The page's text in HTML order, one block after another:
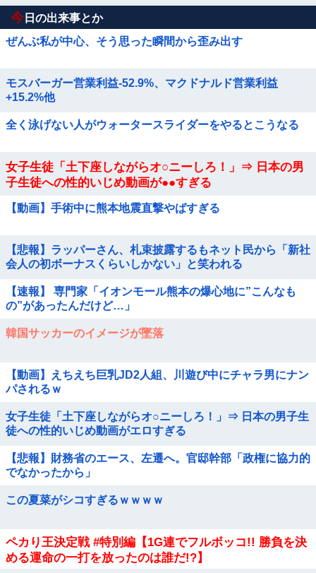
今 日の出来事とか
ぜんぶ私が中心、そう思った瞬間から歪み出す
モスバーガー営業利益-52.9%、マクドナルド営業利益
+15.2%他
全く泳げない人がウォータースライダーをやるとこうなる
女子生徒「土下座しながらオ○ニーしろ！」⇒ 日本の男
子生徒への性的いじめ動画が●●すぎる
【動画】手術中に熊本地震直撃やばすぎる
【悲報】ラッパーさん、札束披露するもネット民から「新社
会人の初ボーナスくらいしかない」と笑われる
【速報】 専門家「イオンモール熊本の爆心地に”こんなも
の”があったんだけど…」
韓国サッカーのイメージが墜落
【動画】えちえち巨乳JD2人組、川遊び中にチャラ男にナン
パされるｗ
女子生徒「土下座しながらオ○ニーしろ！」⇒ 日本の男子生
徒への性的いじめ動画がエロすぎる
【悲報】財務省のエース、左遷へ。官邸幹部「政権に協力的
でなかったから」
この夏菜がシコすぎるｗｗｗｗ
ペカり王決定戦 #特別編【1G連でフルボッコ!! 勝負を決
める運命の一打を放ったのは誰だ!?】